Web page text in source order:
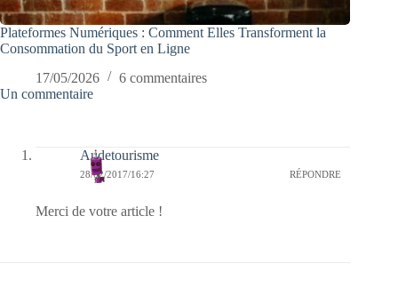
Plateformes Numériques : Comment Elles Transforment la
Consommation du Sport en Ligne
17/05/2026
6 commentaires
Un commentaire
Audetourisme
28/02/2017/16:27 RÉPONDRE
Merci de votre article !